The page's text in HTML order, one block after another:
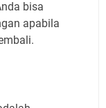
bisa
apabila